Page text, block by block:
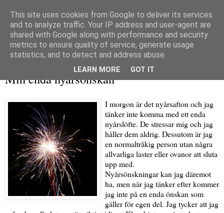
Min enda nyårsönskan
I morgon är det nyårsafton och jag
tänker inte komma med ett enda
nyårslöfte. De stressar mig och jag
håller dem aldrig. Dessutom är jag
en normaltråkig person utan några
allvarliga laster eller ovanor att sluta
upp med.
Nyårsönskningar kan jag däremot
ha, men när jag tänker efter kommer
jag inte på en enda önskan som
gäller för egen del. Jag tycker att jag
This site uses cookies from Google to deliver its services
and to analyze traffic. Your IP address and user-agent are
shared with Google along with performance and security
metrics to ensure quality of service, generate usage
statistics, and to detect and address abuse.
LEARN MORE GOT IT